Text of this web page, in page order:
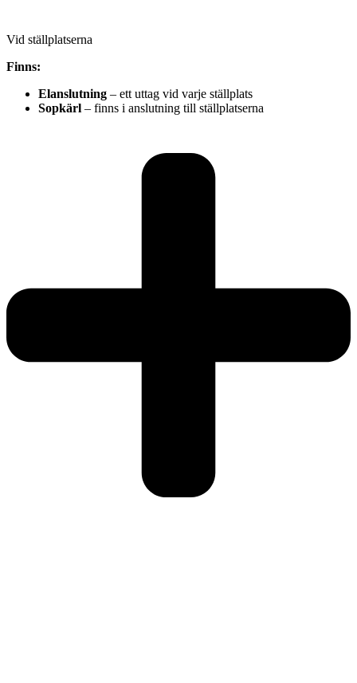
Vid ställplatserna
Finns:
Elanslutning – ett uttag vid varje ställplats​
Sopkärl – finns i anslutning till ställplatserna